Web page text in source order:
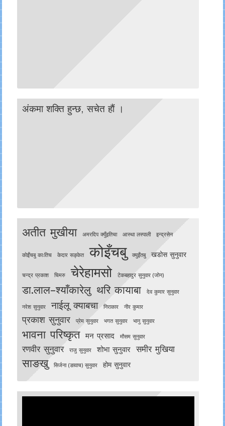
अंकमा शक्ति हुन्छ, सचेत हाैं ।
अतीत मुखीया अमरदिप क्युँइतिचा आस्था लस्पाली इन्द्रसेन
काेइँचबु काःतिच केदार सङ्केत कोइँचबु क्युइँतबु खडोस सुनुवार
चन्द्र प्रकाश चिमरु चेरेहामसो टेकबहादुर सुनुवार (जोन)
डा.लाल–श्याँकारेलु थरि कायाबा देव कुमार सुनुवार
नरेश सुनुवार नाईलू क्याबचा निराकार नीर कुमार
प्रकाश सुनुवार प्रेम सुनुवार भगत सुनुवार भानु सुनुवार
भावना परिष्कृत मन प्रसाद मौसम सुनुवार
रणवीर सुनुवार राजु सुनुवार शोभा सुनुवार समीर मुखिया
साङखु सिर्जना (ङावाच) सुनुवार होम सुनुवार